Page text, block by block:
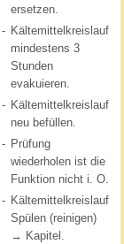
ersetzen.
- Kältemittelkreislauf
mindestens 3
Stunden
evakuieren.
- Kältemittelkreislauf
neu befüllen.
- Prüfung
wiederholen ist die
Funktion nicht i. O.
- Kältemittelkreislauf
Spülen (reinigen)
→ Kapitel.